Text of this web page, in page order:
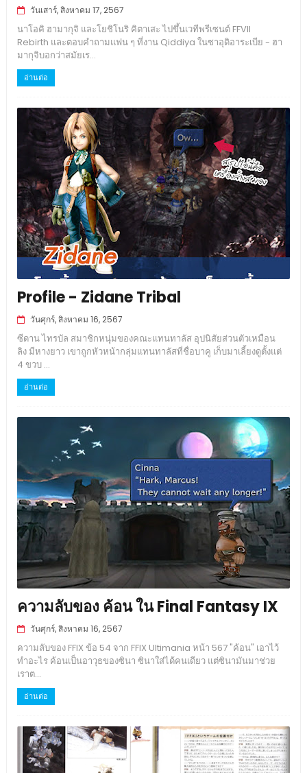
วันเสาร์, สิงหาคม 17, 2567
นาโอคิ ฮามากุจิ และโยชิโนริ คิตาเสะ ไปขึ้นเวทีพรีเซนต์ FFVII
Rebirth และตอบคำถามแฟน ๆ ที่งาน Qiddiya ในซาอุดิอาระเบีย - ฮา
มากุจิบอกว่าสมัยเร...
อ่านต่อ
Profile - Zidane Tribal
วันศุกร์, สิงหาคม 16, 2567
ซีดาน ไทรบัล สมาชิกหนุุ่มของคณะแทนทาลัส อุปนิสัยส่วนตัวเหมือน
ลิง มีหางยาว เขาถูกหัวหน้ากลุ่มแทนทาลัสที่ชื่อบาคู เก็บมาเลี้ยงดูตั้งแต่
4 ขวบ ...
อ่านต่อ
ความลับของ ค้อน ใน Final Fantasy IX
วันศุกร์, สิงหาคม 16, 2567
ความลับของ FFIX ข้อ 54 จาก FFIX Ultimania หน้า 567 "ค้อน" เอาไว้
ทำอะไร ค้อนเป็นอาวุธของซินา ซินาใส่ได้คนเดียว แต่ซินามันมาช่วย
เราต...
อ่านต่อ